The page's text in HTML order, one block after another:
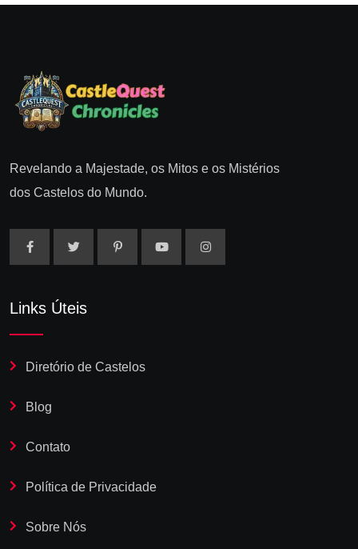
Revelando a Majestade, os Mitos e os Mistérios
dos Castelos do Mundo.
Links Úteis
Diretório de Castelos
Blog
Contato
Política de Privacidade
Sobre Nós